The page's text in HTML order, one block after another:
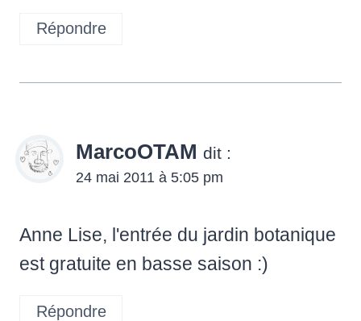
Répondre
MarcoOTAM dit :
24 mai 2011 à 5:05 pm
Anne Lise, l'entrée du jardin botanique
est gratuite en basse saison :)
Répondre